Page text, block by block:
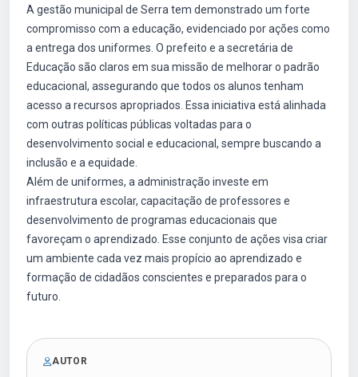
A gestão municipal de Serra tem demonstrado um forte
compromisso com a educação, evidenciado por ações como
a entrega dos uniformes. O prefeito e a secretária de
Educação são claros em sua missão de melhorar o padrão
educacional, assegurando que todos os alunos tenham
acesso a recursos apropriados. Essa iniciativa está alinhada
com outras políticas públicas voltadas para o
desenvolvimento social e educacional, sempre buscando a
inclusão e a equidade.
Além de uniformes, a administração investe em
infraestrutura escolar, capacitação de professores e
desenvolvimento de programas educacionais que
favoreçam o aprendizado. Esse conjunto de ações visa criar
um ambiente cada vez mais propício ao aprendizado e
formação de cidadãos conscientes e preparados para o
futuro.
AUTOR